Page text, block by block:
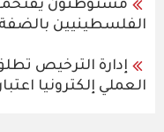
مستوطنون
الفلسطينيين بالضفة
إدارة الترخيص
العملي إلكترونيا